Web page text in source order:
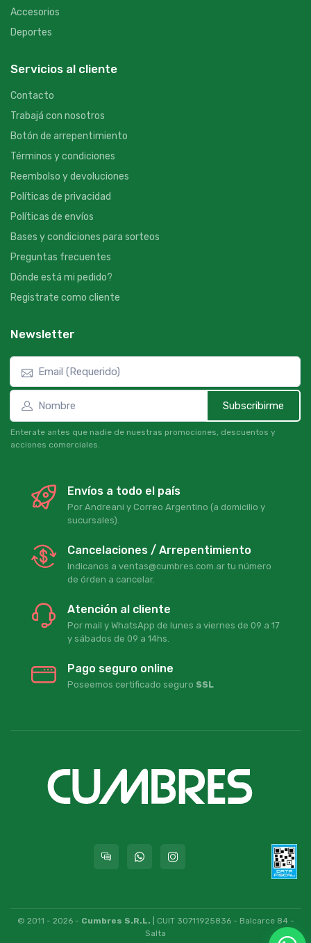
Accesorios
Deportes
Servicios al cliente
Contacto
Trabajá con nosotros
Botón de arrepentimiento
Términos y condiciones
Reembolso y devoluciones
Políticas de privacidad
Políticas de envíos
Bases y condiciones para sorteos
Preguntas frecuentes
Dónde está mi pedido?
Registrate como cliente
Newsletter
Subscribirme
Enterate antes que nadie de nuestras promociones, descuentos y
acciones comerciales.
Envíos a todo el país
Por Andreani y Correo Argentino (a domicilio y
sucursales).
Cancelaciones / Arrepentimiento
Indicanos a ventas@cumbres.com.ar tu número
de órden a cancelar.
Atención al cliente
Por mail y WhatsApp de lunes a viernes de 09 a 17
y sábados de 09 a 14hs.
Pago seguro online
Poseemos certificado seguro SSL
© 2011 - 2026 - Cumbres S.R.L. | CUIT 30711925836 - Balcarce 84 -
Salta